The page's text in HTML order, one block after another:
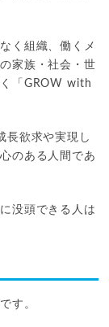
く組織、働くメ
家族・社会・世
「GROW with
長欲求や実現し
のある人間であ
没頭できる人は
す。